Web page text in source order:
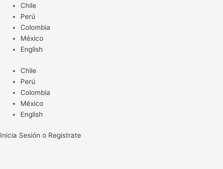
contenido
Chile
Perú
Colombia
México
English
Chile
Perú
Colombia
México
English
Inicia Sesión o Registrate